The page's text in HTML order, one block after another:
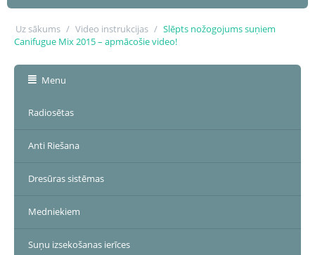
Uz sākums / Video instrukcijas / Slēpts nožogojums suņiem
Canifugue Mix 2015 – apmācošie video!
Menu
Radiosētas
Anti Riešana
Dresūras sistēmas
Medniekiem
Suņu izsekošanas ierīces